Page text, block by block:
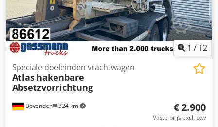
S.E.&O Gezien de hoeveelheid advertenties en details,
verzoekt Aurora u om de juistheid van de gegevens met de
verkoopafdeling te controleren.
1 / 12
Bovenden 324 km
Speciale doeleinden vrachtwagen
Atlas hakenbare
Absetzvorrichtung
€ 2.900
Vaste prijs excl. btw